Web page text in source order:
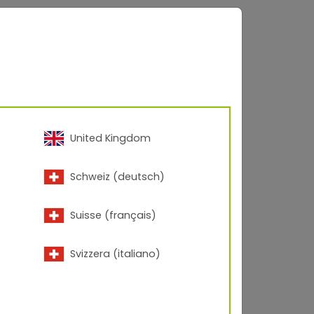
1.07 MB
1.97 MB
United Kingdom
Schweiz (deutsch)
Suisse (français)
Svizzera (italiano)